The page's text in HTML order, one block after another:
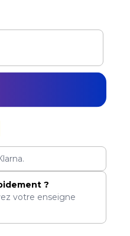
?
votre enseigne